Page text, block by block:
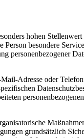
hohen
besondere
personenbezogener
Adresse oder
grundsätzlich